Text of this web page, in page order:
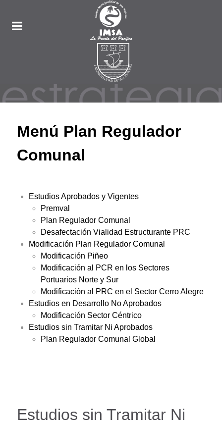
Menú Plan Regulador
Comunal
Estudios Aprobados y Vigentes
Premval
Plan Regulador Comunal
Desafectación Vialidad Estructurante PRC
Modificación Plan Regulador Comunal
Modificación Piñeo
Modificación al PCR en los Sectores
Portuarios Norte y Sur
Modificación al PRC en el Sector Cerro Alegre
Estudios en Desarrollo No Aprobados
Modificación Sector Céntrico
Estudios sin Tramitar Ni Aprobados
Plan Regulador Comunal Global
Estudios sin Tramitar Ni